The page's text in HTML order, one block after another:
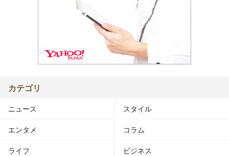
カテゴリ
ニュース スタイル
エンタメ コラム
ライフ ビジネス